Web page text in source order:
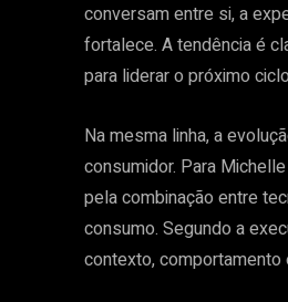
conversam entre si, a
fortalece. A tendência é
para liderar o próximo
Na mesma linha, a
consumidor. Para
pela combinação entre
consumo. Segundo a
contexto, comportamento